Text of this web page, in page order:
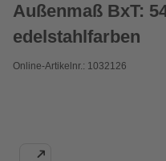
Außenmaß BxT:
edelstahlfarben
Online-Artikelnr.: 1032126